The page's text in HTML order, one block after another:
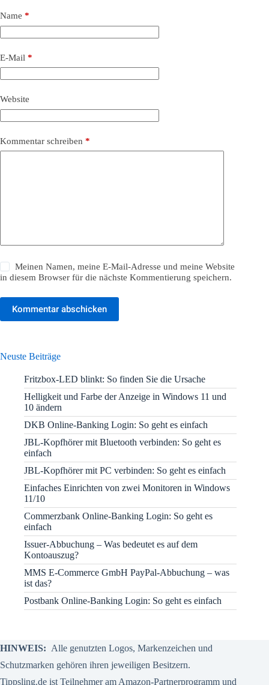
Name *
E-Mail *
Website
Kommentar schreiben *
Meinen Namen, meine E-Mail-Adresse und meine Website
in diesem Browser für die nächste Kommentierung speichern.
Kommentar abschicken
Neuste Beiträge
Fritzbox-LED blinkt: So finden Sie die Ursache
Helligkeit und Farbe der Anzeige in Windows 11 und
10 ändern
DKB Online-Banking Login: So geht es einfach
JBL-Kopfhörer mit Bluetooth verbinden: So geht es
einfach
JBL-Kopfhörer mit PC verbinden: So geht es einfach
Einfaches Einrichten von zwei Monitoren in Windows
11/10
Commerzbank Online-Banking Login: So geht es
einfach
Issuer-Abbuchung – Was bedeutet es auf dem
Kontoauszug?
MMS E-Commerce GmbH PayPal-Abbuchung – was
ist das?
Postbank Online-Banking Login: So geht es einfach
HINWEIS: Alle genutzten Logos, Markenzeichen und
Schutzmarken gehören ihren jeweiligen Besitzern.
Tippsling.de ist Teilnehmer am Amazon-Partnerprogramm und